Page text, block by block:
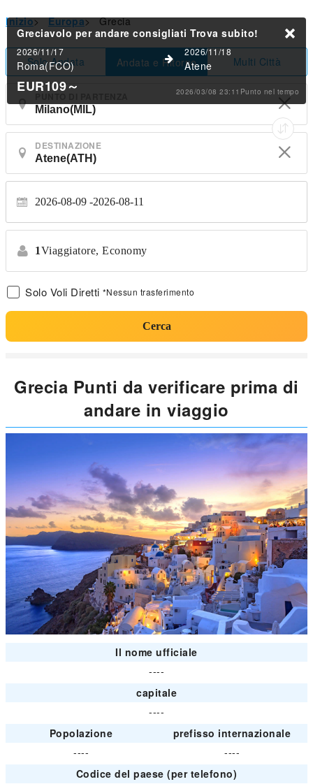
Inizio> Europa> Grecia
Solo Andata Andata e Ritorno Multi Città
DESTINAZIONE
2026-08-09 2026-08-11
1Viaggiatore, Economy
Solo Voli Diretti *Nessun trasferimento
Cerca
Greciavolo per andare consigliati Trova subito!
2026/11/17
Roma(FCO)
2026/11/18
Atene
EUR109～ 2026/03/08 23:11Punto nel tempo
Grecia Punti da verificare prima di
andare in viaggio
Il nome ufficiale
----
capitale
----
Popolazione
prefisso internazionale
----
----
Codice del paese (per telefono)